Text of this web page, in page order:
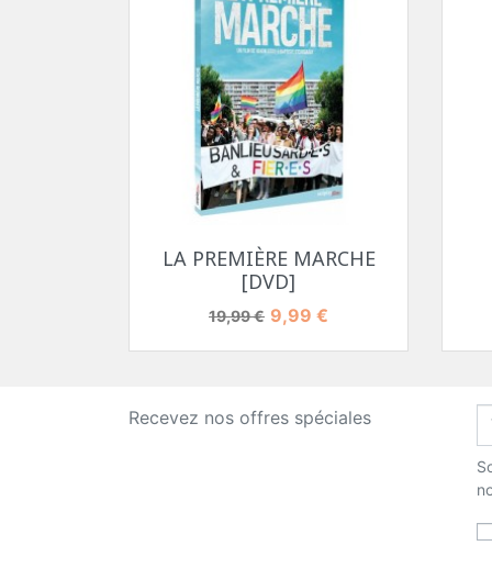
Aperçu rapide
LA PREMIÈRE MARCHE
[DVD]
Prix de base
19,99 € Prix
9,99 €
Recevez nos offres spéciales